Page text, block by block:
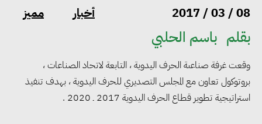
08 / 03 / 2017 أخبار مميز
بقلم باسم الحلبي
وقعت غرفة صناعىة الحرف اليدوية ، التابعة لاتحاد الصناعات ،
بروتوكول تعاون مع المجلس التصديري للحرف اليدوية ، بهدف تنفيذ
استراتيجية تطوير قطاع الحرف اليدوية 2017 ـ 2020 .